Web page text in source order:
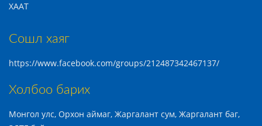
ХААТ
Сошл хаяг
https://www.facebook.com/groups/212487342467137/
Холбоо барих
Монгол улс, Орхон аймаг, Жаргалант сум, Жаргалант баг,